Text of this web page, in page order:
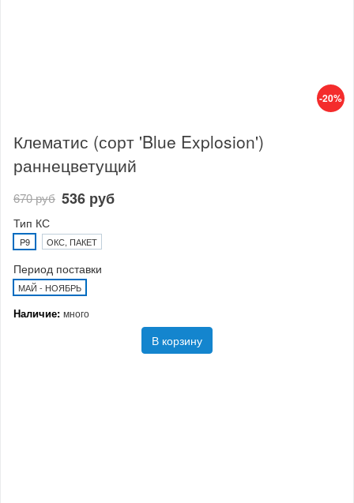
-20%
Клематис (сорт 'Blue Explosion')
раннецветущий
670 руб 536 руб
Тип КС
P9 ОКС, ПАКЕТ
Период поставки
МАЙ - НОЯБРЬ
Наличие: много
В корзину